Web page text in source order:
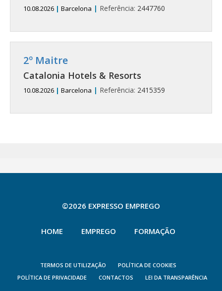
10.08.2026 | Barcelona | Referência: 2447760
2º Maitre
Catalonia Hotels & Resorts
10.08.2026 | Barcelona | Referência: 2415359
©2026 EXPRESSO EMPREGO
HOME EMPREGO FORMAÇÃO
TERMOS DE UTILIZAÇÃO
POLÍTICA DE COOKIES
POLÍTICA DE PRIVACIDADE
CONTACTOS LEI DA TRANSPARÊNCIA